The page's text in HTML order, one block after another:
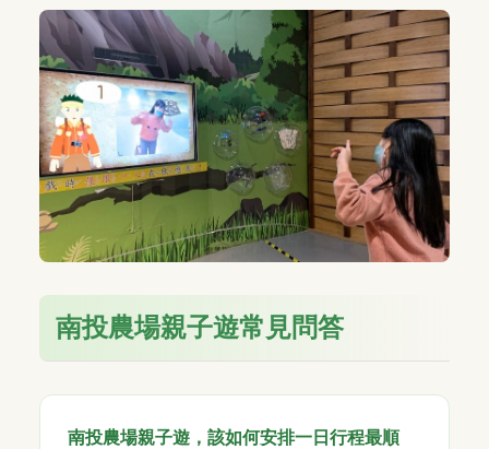
南投農場親子遊常見問答
南投農場親子遊，該如何安排一日行程最順